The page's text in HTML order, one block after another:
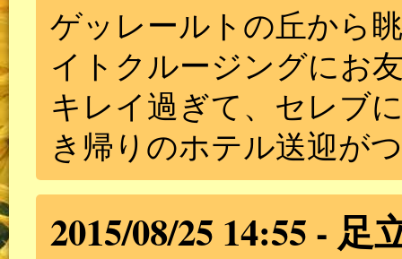
ゲッレールトの丘から
イトクルージングにお
キレイ過ぎて、セレブ
き帰りのホテル送迎が
2015/08/25 14:55 足